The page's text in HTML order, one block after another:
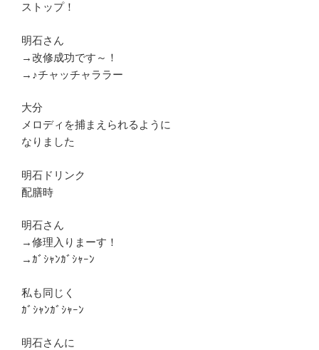
ストップ！
明石さん
→改修成功です～！
→♪チャッチャララー
大分
メロディを捕まえられるように
なりました
明石ドリンク
配膳時
明石さん
→修理入りまーす！
→ｶﾞｼｬﾝｶﾞｼｬｰﾝ
私も同じく
ｶﾞｼｬﾝｶﾞｼｬｰﾝ
明石さんに